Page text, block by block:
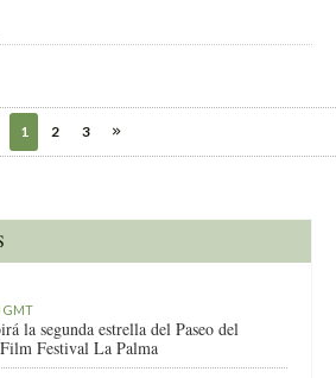
1 2 3
GMT
la segunda estrella del Paseo del
Festival La Palma